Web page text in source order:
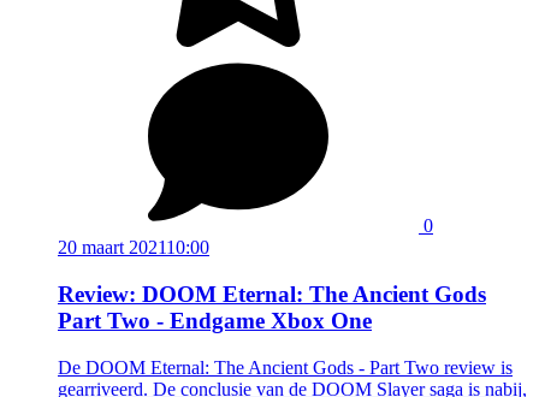
0
20 maart 202110:00
Review: DOOM Eternal: The Ancient Gods
Part Two - Endgame Xbox One
De DOOM Eternal: The Ancient Gods - Part Two review is
gearriveerd. De conclusie van de DOOM Slayer saga is nabij,